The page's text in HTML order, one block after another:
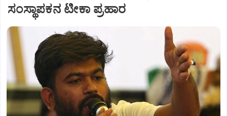
ಸಂಸ್ಥಾಪಕನ ಟೀಕಾ ಪ್ರಹಾರ